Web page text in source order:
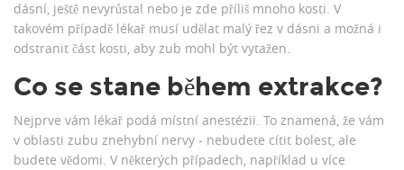
dásní, ještě nevyrůstal nebo je zde příliš mnoho kosti. V
takovém případě lékař musí udělat malý řez v dásni a možná i
odstranit část kosti, aby zub mohl být vytažen.
Co se stane během extrakce?
Nejprve vám lékař podá místní anestézii. To znamená, že vám
v oblasti zubu znehybní nervy - nebudete cítit bolest, ale
budete vědomi. V některých případech, například u více